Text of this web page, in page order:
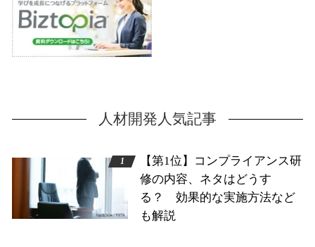
人材開発人気記事
【第1位】コンプライアンス研
修の内容、ネタはどうす
る？ 効果的な実施方法など
も解説